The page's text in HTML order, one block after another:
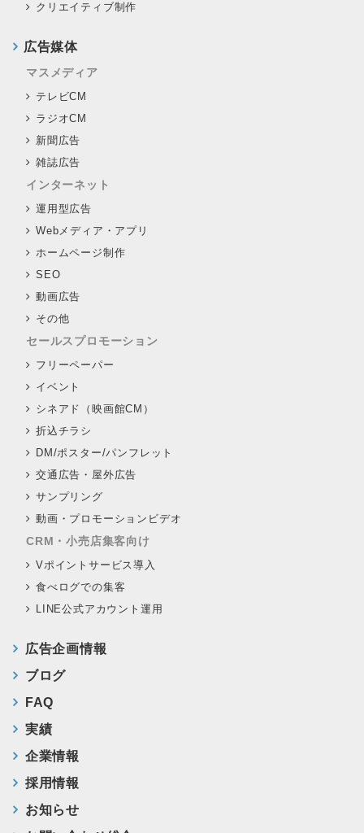
クリエイティブ制作
広告媒体
マスメディア
テレビCM
ラジオCM
新聞広告
雑誌広告
インターネット
運用型広告
Webメディア・アプリ
ホームページ制作
SEO
動画広告
その他
セールスプロモーション
フリーペーパー
イベント
シネアド（映画館CM）
折込チラシ
DM/ポスター/パンフレット
交通広告・屋外広告
サンプリング
動画・プロモーションビデオ
CRM・小売店集客向け
Vポイントサービス導入
食べログでの集客
LINE公式アカウント運用
広告企画情報
ブログ
FAQ
実績
企業情報
採用情報
お知らせ